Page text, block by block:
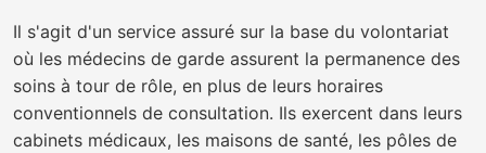
Il s'agit d'un service assuré sur la base du volontariat
où les médecins de garde assurent la permanence des
soins à tour de rôle, en plus de leurs horaires
conventionnels de consultation. Ils exercent dans leurs
cabinets médicaux, les maisons de santé, les pôles de